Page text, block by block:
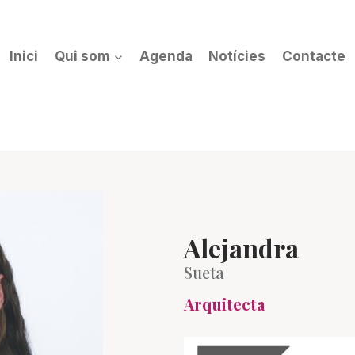
Inici Qui som Agenda Notícies Contacte
Alejandra
Sueta
Arquitecta